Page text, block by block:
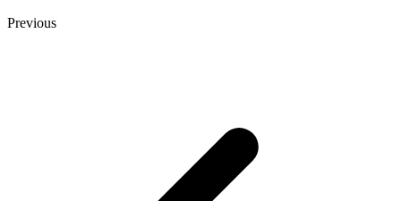
Previous